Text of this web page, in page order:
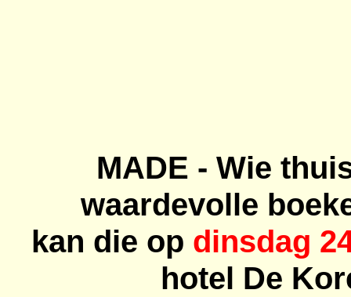
MADE - Wie
waardevolle
kan die op dinsdag
hotel De